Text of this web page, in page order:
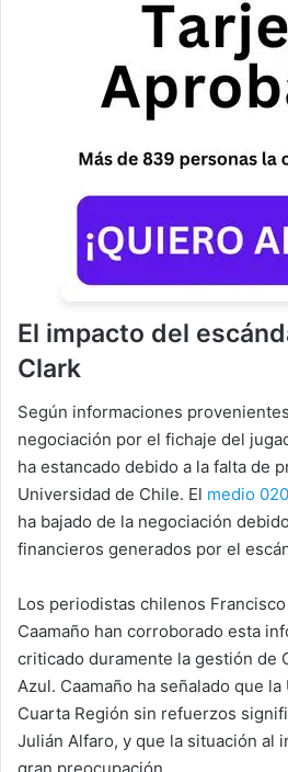
El impacto del
Clark
Según informaciones
negociación por el fichaje del
ha estancado debido a la falta de
Universidad de Chile. El medio
ha bajado de la negociación
financieros generados por el
Los periodistas chilenos
Caamaño han corroborado esta
criticado duramente la gestión de
Azul. Caamaño ha señalado que
Cuarta Región sin refuerzos
Julián Alfaro, y que la situación al